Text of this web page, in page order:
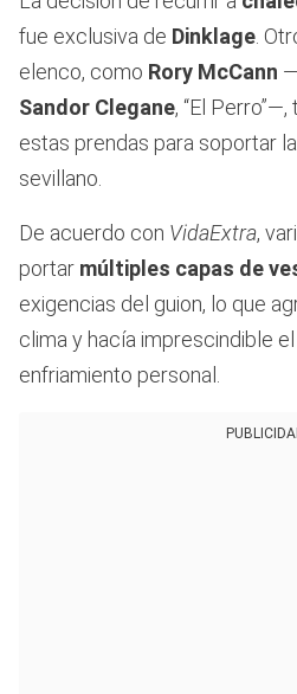
fue exclusiva de Dinklage .
elenco, como Rory McCann
Sandor Clegane, “El
estas prendas para soportar
sevillano.
De acuerdo con VidaExtra,
portar múltiples capas de
exigencias del guion, lo que
clima y hacía imprescindible
enfriamiento personal.